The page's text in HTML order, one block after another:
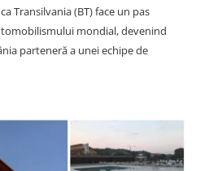
Transilvania (BT) face un pas
mondial, devenind
parteneră a unei echipe de